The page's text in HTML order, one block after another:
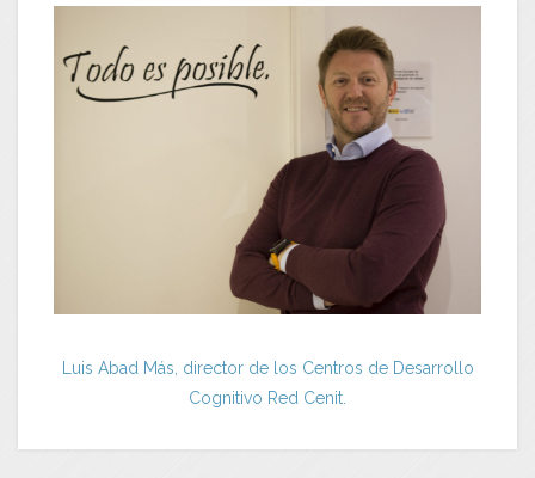
Luis Abad Más, director de los Centros de Desarrollo
Cognitivo Red Cenit.